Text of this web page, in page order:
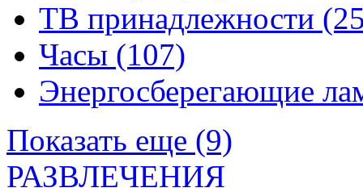
ТВ принадлежности
Часы (107)
Энергосберегающие
Показать еще (9)
РАЗВЛЕЧЕНИЯ